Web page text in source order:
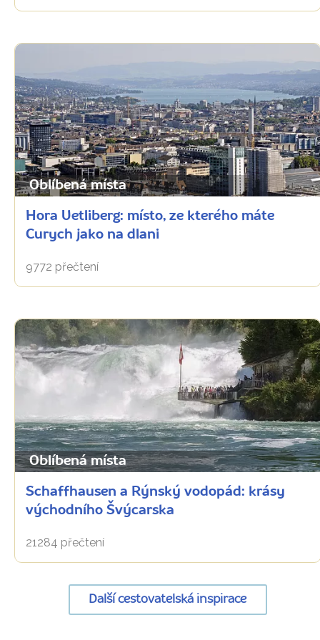
Oblíbená místa
Hora Uetliberg: místo, ze kterého máte
Curych jako na dlani
9772 přečtení
Oblíbená místa
Schaffhausen a Rýnský vodopád: krásy
východního Švýcarska
21284 přečtení
Další cestovatelská inspirace